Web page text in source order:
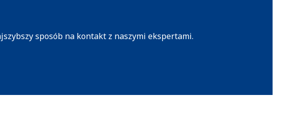
sposób na kontakt z naszymi ekspertami.